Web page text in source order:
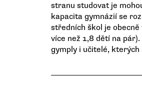
stranu studovat je
kapacita gymnázií se
středních škol je
více než 1,8 dětí na
gymply i učitelé,